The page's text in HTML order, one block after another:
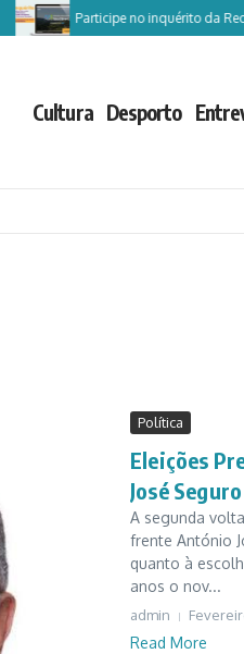
Participe no inquérito da Rede
Cultura Desporto
Política
Eleições
José
A segunda
frente António
quanto à
anos o nov...
admin
Read More